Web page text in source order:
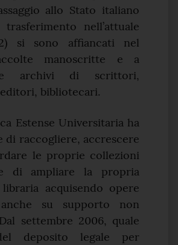
allo Stato italiano
trasferimento nell’attuale
si sono affiancati nel
manoscritte e a
archivi di scrittori,
bibliotecari.
Estense Universitaria ha
di raccogliere, accrescere
le proprie collezioni
di ampliare la propria
acquisendo opere
su supporto non
settembre 2006, quale
deposito legale per